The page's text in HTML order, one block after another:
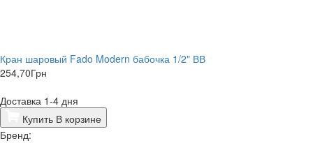
Кран шаровый Fado Modern бабочка 1/2" ВВ
254,70Грн
Доставка 1-4 дня
Купить В корзине
Бренд: